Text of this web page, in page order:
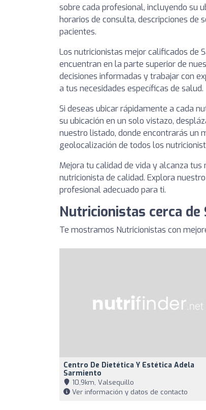
sobre cada profesional, incluyendo su
horarios de consulta, descripciones de
pacientes.
Los nutricionistas mejor calificados de
encuentran en la parte superior de
decisiones informadas y trabajar con
a tus necesidades específicas de salud.
Si deseas ubicar rápidamente a cada
su ubicación en un solo vistazo,
nuestro listado, donde encontrarás un
geolocalización de todos los
Mejora tu calidad de vida y alcanza
nutricionista de calidad. Explora
profesional adecuado para ti.
Nutricionistas cerca de
Te mostramos Nutricionistas con
Centro De Dietética Y Estética Adela
Sarmiento
10,9km, Valsequillo
Ver información y datos de contacto